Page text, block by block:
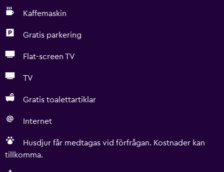
Kaffemaskin
Gratis parkering
Flat-screen TV
TV
Gratis toalettartiklar
Internet
Husdjur får medtagas vid förfrågan. Kostnader kan
tillkomma.